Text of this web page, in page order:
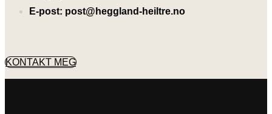
E-post: post@heggland-heiltre.no
KONTAKT MEG